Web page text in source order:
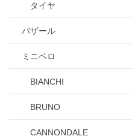
タイヤ
バザール
ミニベロ
BIANCHI
BRUNO
CANNONDALE